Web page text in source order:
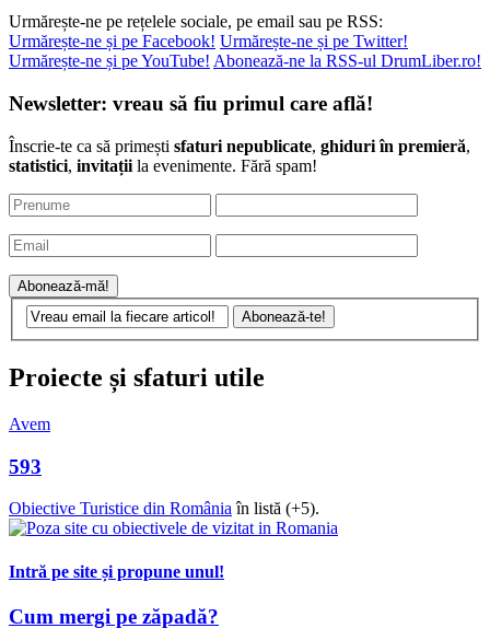
Newsletter: vreau să fiu primul care află!
Înscrie-te ca să primești sfaturi nepublicate ghiduri în premieră
statistici,invitațiila evenimente. Fără spam!
Proiecte și sfaturi utile
Avem
593
Obiective Turistice din România
Intră pe site și propune unul!
Cum mergi pe zăpadă?
Hărțile cu pârtiile de schi din România